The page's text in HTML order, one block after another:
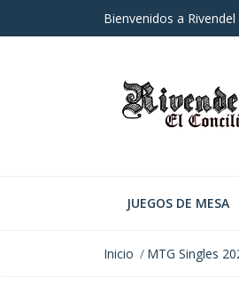
Bienvenidos a
JUEGOS DE MESA
Inicio MTG Singles